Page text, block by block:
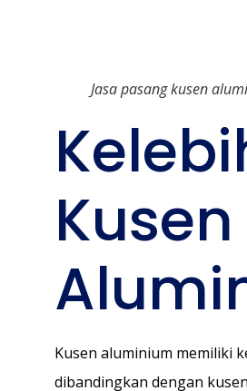
Jasa pasang kusen
Kusen
Kusen aluminium memiliki
dibandingkan dengan